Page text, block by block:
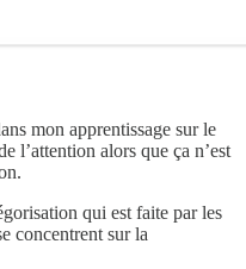
mon apprentissage sur le
l’attention alors que ça n’est
qui est faite par les
concentrent sur la